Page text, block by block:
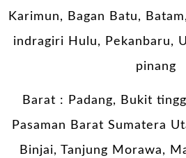
Karimun, Bagan Batu,
indragiri Hulu, Pekanbaru,
pinang
Barat : Padang, Bukit
Pasaman Barat Sumatera
Binjai, Tanjung Morawa,